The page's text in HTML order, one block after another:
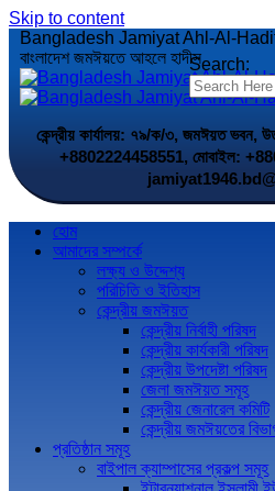
Skip to content
Search:
Bangladesh Jamiyat Ahl-Al-
বাংলাদেশ জমঈয়তে আহলে হাদীস
কেন্দ্রীয় কার্যালয়: ৭৯/ক/৩, জমঈয়ত ভবন,
+8802224458551, মোবাইল:
হোম
আমাদের সম্পর্কে
লক্ষ্য ও উদ্দেশ্য
পরিচিতি ও ইতিহাস
কেন্দ্রীয় জমঈয়ত
কেন্দ্রীয় নির্বাহী পরিষদ
কেন্দ্রীয় কার্যকারী পরিষদ
কেন্দ্রীয় উপদেষ্টা পরিষদ
জেলা জমঈয়ত সমূহ
কেন্দ্রীয় জেনারেল কমিটি
কেন্দ্রীয় জমঈয়তের
প্রতিষ্ঠান সমূহ
বাইপাল ক্যাম্পাসের প্রকল্প সমূহ